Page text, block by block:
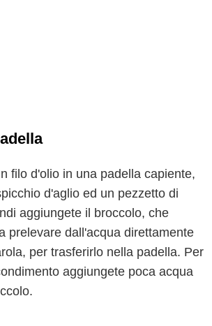
filo d'olio in una padella capiente,
d'aglio ed un pezzetto di
aggiungete il broccolo, che
prelevare dall'acqua direttamente
per trasferirlo nella padella. Per
aggiungete poca acqua